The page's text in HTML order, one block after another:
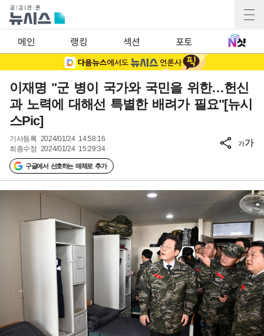
메인 랭킹 섹션 포토
이재명 "군 병이 국가와 국민을 위한…헌신
과 노력에 대해선 특별한 배려가 필요"[뉴시
스Pic]
기사등록 2024/01/24 14:58:16
최종수정 2024/01/24 15:29:34
구글에서 선호하는 매체로 추가
가가